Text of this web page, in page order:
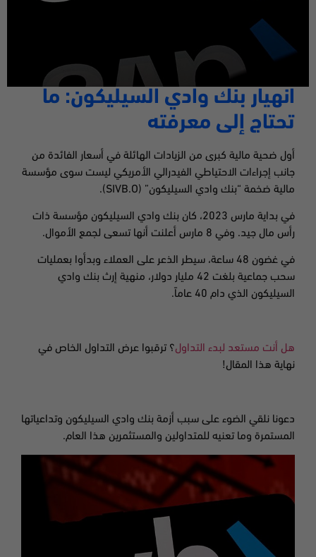
انهيار بنك وادي السيليكون: ما
تحتاج إلى معرفته
أول ضحية مالية كبرى من الزيادات الهائلة في أسعار الفائدة من
جانب إجراءات الاحتياطي الفيدرالي الأمريكي ليست سوى مؤسسة
مالية ضخمة “بنك وادي السيليكون” (SIVB.O).
في بداية مارس 2023،
كان بنك وادي السيليكون مؤسسة ذات
رأس مال جيد. وفي 8
مارس أعلنت أنها تسعى لجمع الأموال.
في غضون 48 ساعة، سيطر الذعر على العملاء وبدأوا بعمليات
سحب جماعية بلغت 42 مليار دولار، منهية إرث بنك وادي
السيليكون الذي دام 40 عاماً
.
هل أنت مستعد لبدء التداول؟ ترقبوا عرض التداول الخاص في
نهاية هذا المقال!
دعونا نلقي الضوء على سبب أزمة بنك وادي السيليكون وتداعياتها
المستمرة وما تعنيه للمتداولين والمستثمرين هذا العام.